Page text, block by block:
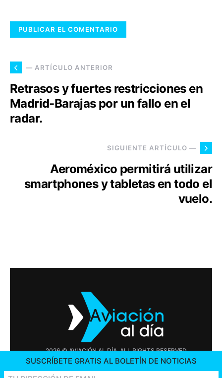
— ARTÍCULO ANTERIOR
Retrasos y fuertes restricciones en
Madrid-Barajas por un fallo en el
radar.
SIGUIENTE ARTÍCULO —
Aeroméxico permitirá utilizar
smartphones y tabletas en todo el
vuelo.
2026 © AVIACIÓN AL DÍA. ALL RIGHTS RESERVED
SUSCRÍBETE GRATIS AL BOLETÍN DE NOTICIAS